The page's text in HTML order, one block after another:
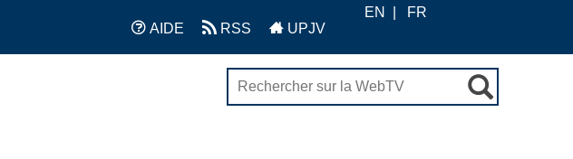
AIDE RSS UPJV
EN FR